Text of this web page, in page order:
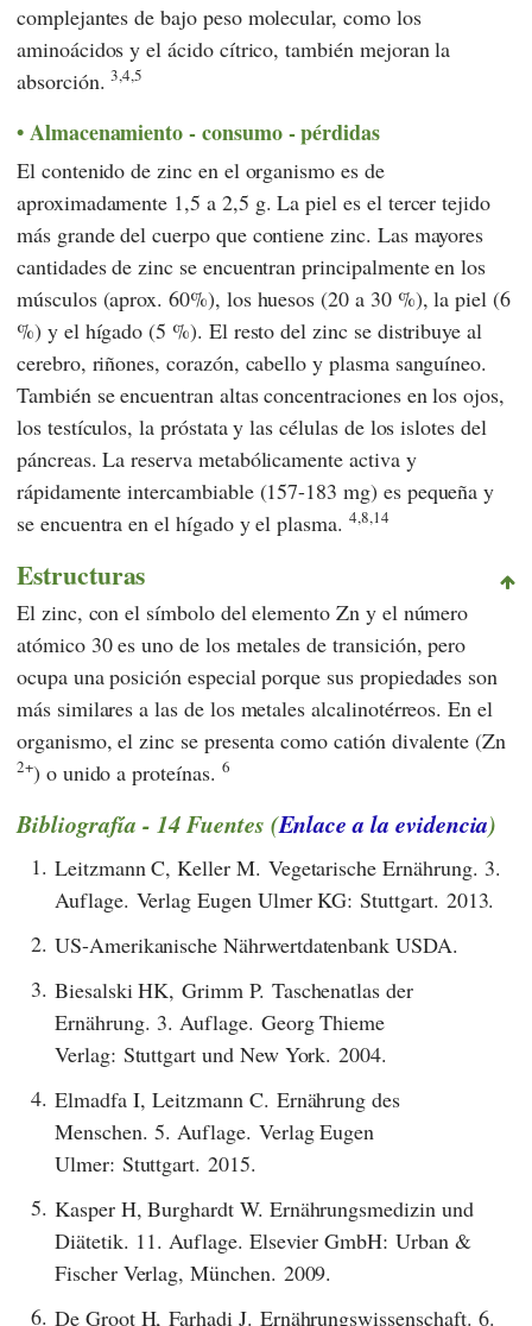
complejantes de bajo peso molecular, como los
aminoácidos y el ácido cítrico, también mejoran la
absorción.3,4,5
Almacenamiento - consumo - pérdidas
El contenido de zinc en el organismo es de
aproximadamente 1,5 a 2,5 g. La piel es el tercer tejido
más grande del cuerpo que contiene zinc. Las mayores
cantidades de zinc se encuentran principalmente en los
músculos (aprox. 60%), los huesos (20 a 30 %), la piel (6
%) y el hígado (5 %). El resto del zinc se distribuye al
cerebro, riñones, corazón, cabello y plasma sanguíneo.
También se encuentran altas concentraciones en los ojos,
los testículos, la próstata y las células de los islotes del
páncreas. La reserva metabólicamente activa y
rápidamente intercambiable (157-183 mg) es pequeña y
se encuentra en el hígado y el plasma. 4,8,14
Estructuras
El zinc, con el símbolo del elemento Zn y el número
atómico 30 es uno de los metales de transición, pero
ocupa una posición especial porque sus propiedades son
más similares a las de los metales alcalinotérreos. En el
organismo, el zinc se presenta como catión divalente (Zn
2+) o unido a proteínas. 6
Bibliografía - 14 Fuentes (Enlace a la evidencia)
1. Leitzmann C, Keller M. Vegetarische Ernährung. 3.
Auflage. Verlag Eugen Ulmer KG: Stuttgart. 2013.
2. US-Amerikanische Nährwertdatenbank USDA.
3. Biesalski HK, Grimm P. Taschenatlas der
Ernährung. 3. Auflage. Georg Thieme
Verlag: Stuttgart und New York. 2004.
4. Elmadfa I, Leitzmann C. Ernährung des
Menschen. 5. Auflage. Verlag Eugen
Ulmer: Stuttgart. 2015.
5. Kasper H, Burghardt W. Ernährungsmedizin und
Diätetik. 11. Auflage. Elsevier GmbH: Urban &
Fischer Verlag, München. 2009.
6. De Groot H, Farhadi J. Ernährungswissenschaft. 6.